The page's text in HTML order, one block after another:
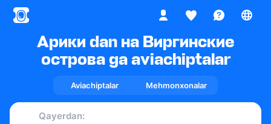
Арики dan на Виргинские
острова ga aviachiptalar
Aviachiptalar Mehmonxonalar